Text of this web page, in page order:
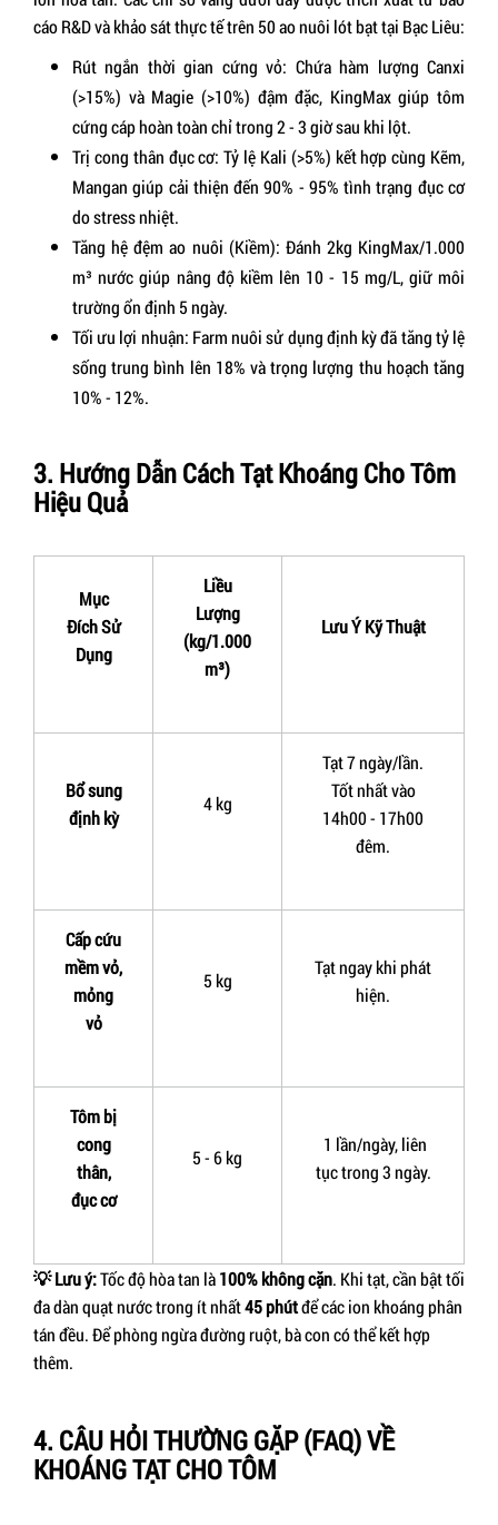
cáo R&D và khảo sát thực tế trên 50 ao nuôi lót bạt tại Bạc Liêu:
Rút ngắn thời gian cứng vỏ: Chứa hàm lượng Canxi
(>15%) và Magie (>10%) đậm đặc, KingMax giúp tôm
cứng cáp hoàn toàn chỉ trong 2 - 3 giờ sau khi lột.
Trị cong thân đục cơ: Tỷ lệ Kali (>5%) kết hợp cùng Kẽm,
Mangan giúp cải thiện đến 90% - 95% tình trạng đục cơ
do stress nhiệt.
Tăng hệ đệm ao nuôi (Kiềm): Đánh 2kg KingMax/1.000
m³ nước giúp nâng độ kiềm lên 10 - 15 mg/L, giữ môi
trường ổn định 5 ngày.
Tối ưu lợi nhuận: Farm nuôi sử dụng định kỳ đã tăng tỷ lệ
sống trung bình lên 18% và trọng lượng thu hoạch tăng
10% - 12%.
3. Hướng Dẫn Cách Tạt Khoáng Cho Tôm
Hiệu Quả
Mục
Đích Sử
Dụng
Liều
Lượng
(kg/1.000
m³)
Lưu Ý Kỹ Thuật
Bổ sung
định kỳ
4kg
Tạt 7 ngày/lần.
Tốt nhất vào
14h00 - 17h00
đêm.
Cấp cứu
mềm vỏ,
mỏng
vỏ
5 kg
Tạt ngay khi phát
hiện.
Tôm bị
cong
thân,
đục cơ
5-6kg
1 lần/ngày, liên
tục trong 3 ngày.
💡Lưu ý:Tốc độ hòa tan là100% không cặn. Khi tạt, cần bật tối
đa dàn quạt nước trong ít nhất45 phútđể các ion khoáng phân
tán đều. Để phòng ngừa đường ruột, bà con có thể kết hợp
thêm.
4. CÂU HỎI THƯỜNG GẶP (FAQ) VỀ
KHOÁNG TẠT CHO TÔM